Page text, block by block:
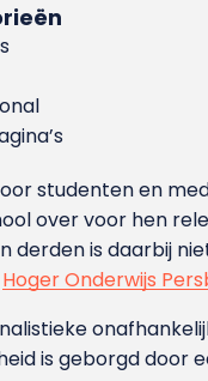
studenten en
over voor hen
is daarbij
Hoger Onderwijs
is geborgd door